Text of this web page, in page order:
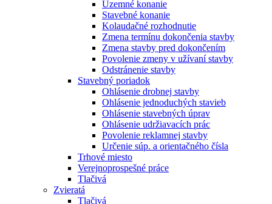
Územné konanie
Stavebné konanie
Kolaudačné rozhodnutie
Zmena termínu dokončenia stavby
Zmena stavby pred dokončením
Povolenie zmeny v užívaní stavby
Odstránenie stavby
Stavebný poriadok
Ohlásenie drobnej stavby
Ohlásenie jednoduchých stavieb
Ohlásenie stavebných úprav
Ohlásenie udržiavacích prác
Povolenie reklamnej stavby
Určenie súp. a orientačného čísla
Trhové miesto
Verejnoprospešné práce
Tlačivá
Zvieratá
Tlačivá